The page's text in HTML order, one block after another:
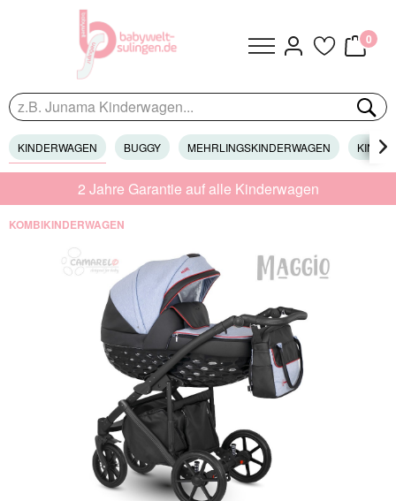
0
KINDERWAGEN BUGGY MEHRLINGSKINDERWAGEN 
2 Jahre Garantie auf alle Kinderwagen
KOMBIKINDERWAGEN